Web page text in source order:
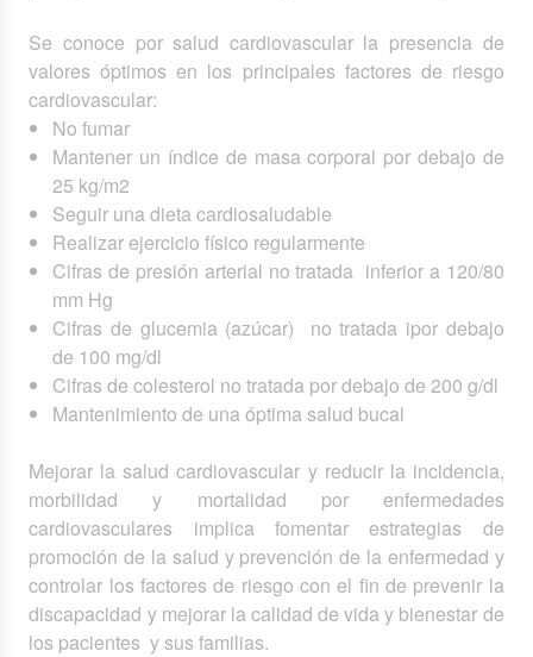
Se conoce por salud cardiovascular la presencia de
valores óptimos en los principales factores de riesgo
cardiovascular:
No fumar
Mantener un índice de masa corporal por debajo de
25 kg/m2
Seguir una dieta cardiosaludable
Realizar ejercicio físico regularmente
Cifras de presión arterial no tratada inferior a 120/80
mm Hg
Cifras de glucemia (azúcar) no tratada ipor debajo
de 100 mg/dl
Cifras de colesterol no tratada por debajo de 200 g/dl
Mantenimiento de una óptima salud bucal
Mejorar la salud cardiovascular y reducir la incidencia,
morbilidad y mortalidad por enfermedades
cardiovasculares implica fomentar estrategias de
promoción de la salud y prevención de la enfermedad y
controlar los factores de riesgo con el fin de prevenir la
discapacidad y mejorar la calidad de vida y bienestar de
los pacientes y sus familias.